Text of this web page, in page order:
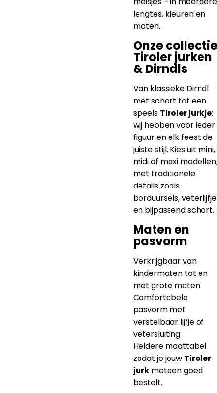
lengtes, kleuren en
maten.
Onze collectie
Tiroler jurken
& Dirndls
Van klassieke Dirndl
met schort tot een
speels Tiroler jurkje:
wij hebben voor ieder
figuur en elk feest de
juiste stijl. Kies uit mini,
midi of maxi modellen,
met traditionele
details zoals
borduursels, veterlijfje
en bijpassend schort.
Maten en
pasvorm
Verkrijgbaar van
kindermaten tot en
met grote maten.
Comfortabele
pasvorm met
verstelbaar lijfje of
vetersluiting.
Heldere maattabel
zodat je jouw Tiroler
jurk meteen goed
bestelt.